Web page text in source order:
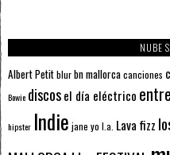
NUBE
Albert Petitblurbn mallorcacanciones
Bowie discosel día eléctrico
hipster Indie jane yo l.a. Lava fizz